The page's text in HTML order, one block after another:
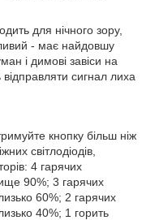
для нічного зору,
- має найдовшу
і димові завіси на
сигнал лиха
кнопку більш ніж
світлодіодів,
4 гарячих
90%; 3 гарячих
60%; 2 гарячих
40%; 1 горить